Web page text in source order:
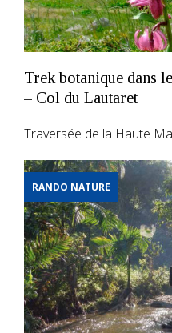
Trek botanique dans
– Col du Lautaret
Traversée de la Haute
RANDO NATURE